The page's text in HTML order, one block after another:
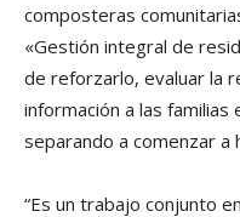
composteras
«Gestión integral de
de reforzarlo, evaluar la
información a las familias
separando a comenzar a
“Es un trabajo conjunto